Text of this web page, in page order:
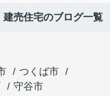
建売住宅のブログ一覧
つくば市
守谷市